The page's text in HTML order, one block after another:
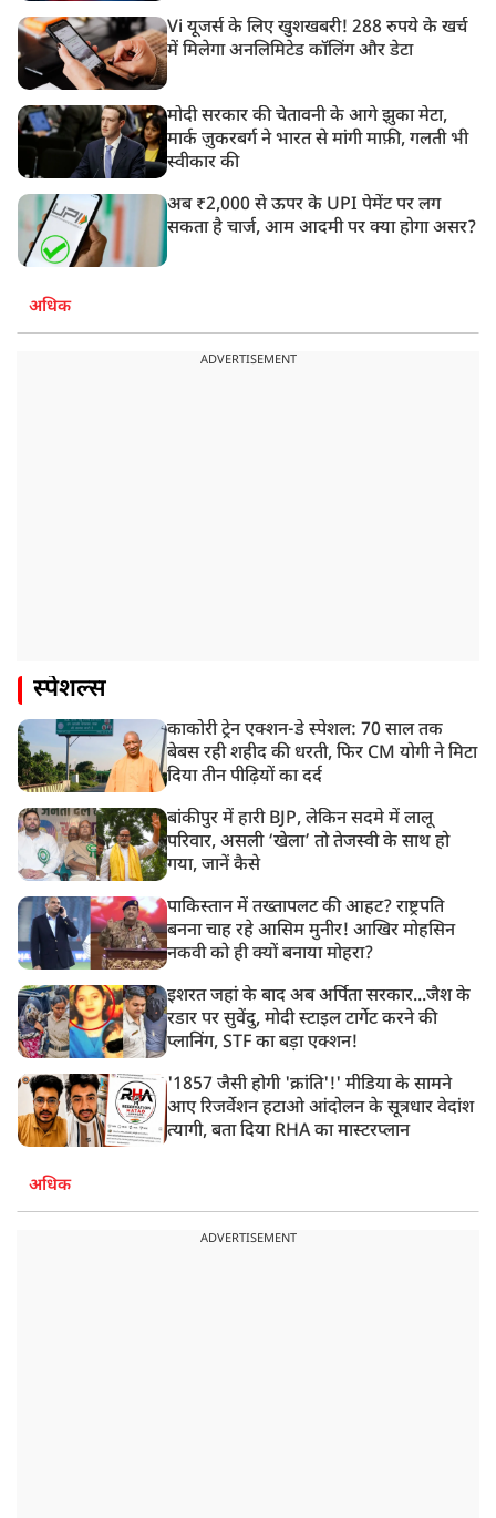
Vi यूजर्स के लिए खुशखबरी! 288 रुपये के खर्च
में मिलेगा अनलिमिटेड कॉलिंग और डेटा
मोदी सरकार की चेतावनी के आगे झुका मेटा,
मार्क ज़ुकरबर्ग ने भारत से मांगी माफ़ी, गलती भी
स्वीकार की
अब ₹2,000 से ऊपर के UPI पेमेंट पर लग
सकता है चार्ज, आम आदमी पर क्या होगा असर?
अधिक
ADVERTISEMENT
स्पेशल्स
काकोरी ट्रेन एक्शन-डे स्पेशल: 70 साल तक
बेबस रही शहीद की धरती, फिर CM योगी ने मिटा
दिया तीन पीढ़ियों का दर्द
बांकीपुर में हारी BJP, लेकिन सदमे में लालू
परिवार, असली ‘खेला’ तो तेजस्वी के साथ हो
गया, जानें कैसे
पाकिस्तान में तख्तापलट की आहट? राष्ट्रपति
बनना चाह रहे आसिम मुनीर! आखिर मोहसिन
नकवी को ही क्यों बनाया मोहरा?
इशरत जहां के बाद अब अर्पिता सरकार...जैश के
रडार पर सुवेंदु, मोदी स्टाइल टार्गेट करने की
प्लानिंग, STF का बड़ा एक्शन!
'1857 जैसी होगी 'क्रांति'!' मीडिया के सामने
आए रिजर्वेशन हटाओ आंदोलन के सूत्रधार वेदांश
त्यागी, बता दिया RHA का मास्टरप्लान
अधिक
ADVERTISEMENT